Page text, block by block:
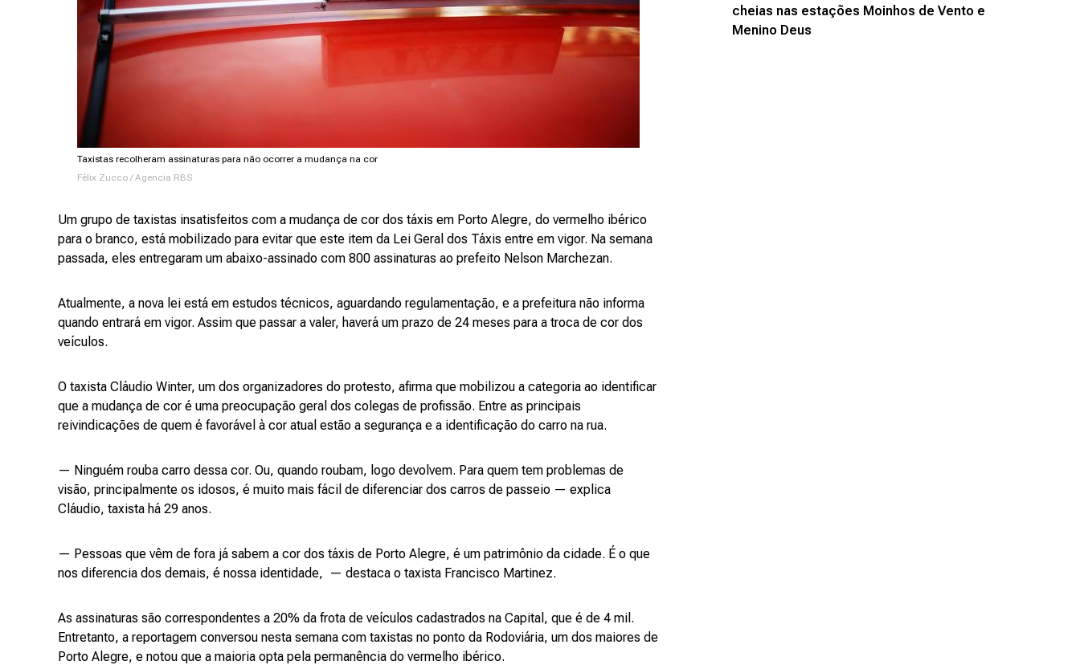
Taxistas recolheram assinaturas para não ocorrer a mudança na cor
Félix Zucco / Agencia RBS
Um grupo de taxistas insatisfeitos com a mudança de cor dos táxis em Porto Alegre, do vermelho ibérico
para o branco, está mobilizado para evitar que este item da Lei Geral dos Táxis entre em vigor. Na semana
passada, eles entregaram um abaixo-assinado com 800 assinaturas ao prefeito Nelson Marchezan.
Atualmente, a nova lei está em estudos técnicos, aguardando regulamentação, e a prefeitura não informa
quando entrará em vigor. Assim que passar a valer, haverá um prazo de 24 meses para a troca de cor dos
veículos.
O taxista Cláudio Winter, um dos organizadores do protesto, afirma que mobilizou a categoria ao identificar
que a mudança de cor é uma preocupação geral dos colegas de profissão. Entre as principais
reivindicações de quem é favorável à cor atual estão a segurança e a identificação do carro na rua.
— Ninguém rouba carro dessa cor. Ou, quando roubam, logo devolvem. Para quem tem problemas de
visão, principalmente os idosos, é muito mais fácil de diferenciar dos carros de passeio — explica
Cláudio, taxista há 29 anos.
— Pessoas que vêm de fora já sabem a cor dos táxis de Porto Alegre, é um patrimônio da cidade. É o que
nos diferencia dos demais, é nossa identidade, — destaca o taxista Francisco Martinez.
As assinaturas são correspondentes a 20% da frota de veículos cadastrados na Capital, que é de 4 mil.
Entretanto, a reportagem conversou nesta semana com taxistas no ponto da Rodoviária, um dos maiores de
Porto Alegre, e notou que a maioria opta pela permanência do vermelho ibérico.
cheias nas estações Moinhos de Vento e
Menino Deus